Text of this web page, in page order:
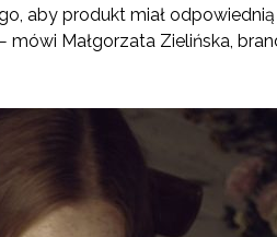
aby produkt miał odpowiednią
– mówi Małgorzata Zielińska,